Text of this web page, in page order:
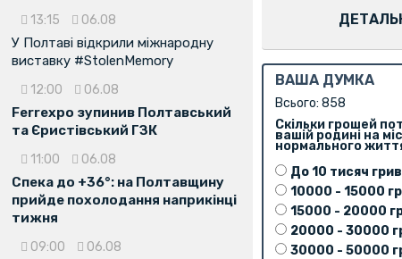
13:15 06.08
У Полтаві відкрили міжнародну
виставку #StolenMemory
12:00 06.08
Ferrexpo зупинив Полтавський
та Єристівський ГЗК
11:00 06.08
Спека до +36°: на Полтавщину
прийде похолодання наприкінці
тижня
09:00 06.08
ВАША ДУМКА
Всього: 858
Скільки грошей
вашій родині на
нормального
До 10 тисяч
10000 - 15000
15000 - 20000
20000 - 30000
30000 - 50000